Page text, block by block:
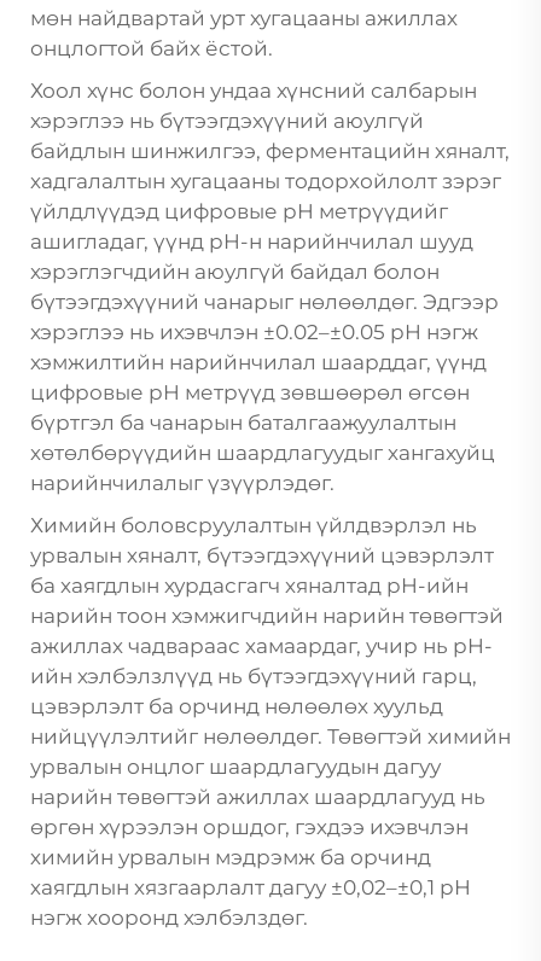
мөн найдвартай урт хугацааны ажиллах
онцлогтой байх ёстой.
Хоол хүнс болон ундаа хүнсний салбарын
хэрэглээ нь бүтээгдэхүүний аюулгүй
байдлын шинжилгээ, ферментацийн хяналт,
хадгалалтын хугацааны тодорхойлолт зэрэг
үйлдлүүдэд цифровые pH метрүүдийг
ашигладаг, үүнд pH-н нарийнчилал шууд
хэрэглэгчдийн аюулгүй байдал болон
бүтээгдэхүүний чанарыг нөлөөлдөг. Эдгээр
хэрэглээ нь ихэвчлэн ±0.02–±0.05 pH нэгж
хэмжилтийн нарийнчилал шаарддаг, үүнд
цифровые pH метрүүд зөвшөөрөл өгсөн
бүртгэл ба чанарын баталгаажуулалтын
хөтөлбөрүүдийн шаардлагуудыг хангахуйц
нарийнчилалыг үзүүрлэдөг.
Химийн боловсруулалтын үйлдвэрлэл нь
урвалын хяналт, бүтээгдэхүүний цэвэрлэлт
ба хаягдлын хурдасгагч хяналтад pH-ийн
нарийн тоон хэмжигчдийн нарийн төвөгтэй
ажиллах чадвараас хамаардаг, учир нь pH-
ийн хэлбэлзлүүд нь бүтээгдэхүүний гарц,
цэвэрлэлт ба орчинд нөлөөлөх хуульд
нийцүүлэлтийг нөлөөлдөг. Төвөгтэй химийн
урвалын онцлог шаардлагуудын дагуу
нарийн төвөгтэй ажиллах шаардлагууд нь
өргөн хүрээлэн оршдог, гэхдээ ихэвчлэн
химийн урвалын мэдрэмж ба орчинд
хаягдлын хязгаарлалт дагуу ±0,02–±0,1 pH
нэгж хооронд хэлбэлздөг.